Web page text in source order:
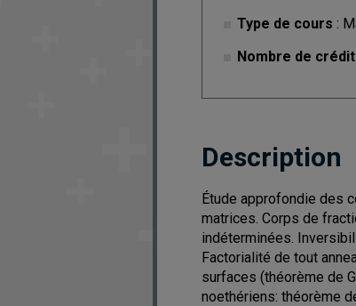
Type de cours :
Nombre de
Description
Étude approfondie des
matrices. Corps de
indéterminées.
Factorialité de tout
surfaces (théorème de
noethériens: théorème